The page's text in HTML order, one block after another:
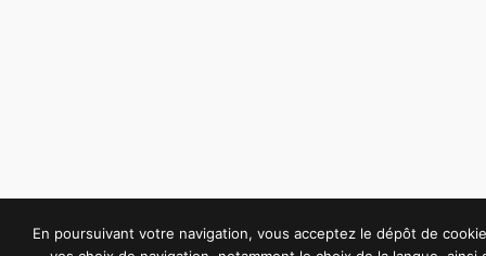
En poursuivant votre navigation, vous acceptez le dépôt de